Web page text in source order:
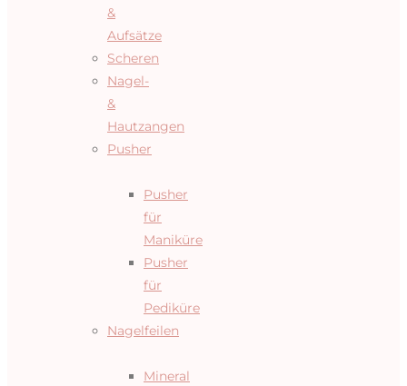
&
Aufsätze
Scheren
Nagel-
&
Hautzangen
Pusher
Pusher
für
Maniküre
Pusher
für
Pediküre
Nagelfeilen
Mineral